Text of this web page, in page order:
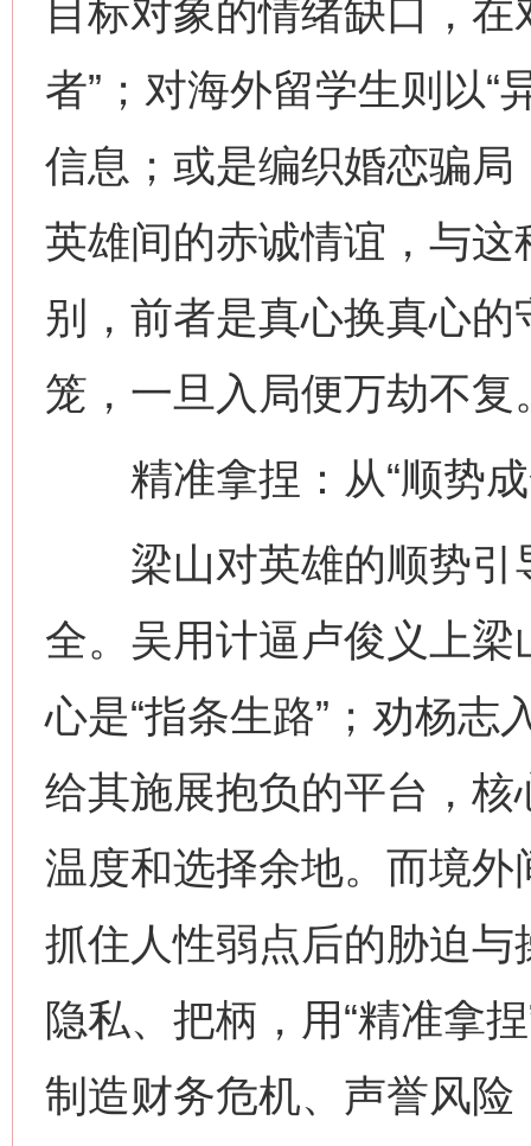
目标对象的情绪缺口，
者”；对海外留学生则以“
信息；或是编织婚恋骗
英雄间的赤诚情谊，与这
别，前者是真心换真心
笼，一旦入局便万劫不复
精准拿捏：从“顺势成
梁山对英雄的顺势引
全。吴用计逼卢俊义上
心是“指条生路”；劝杨志
给其施展抱负的平台，核
温度和选择余地。而境
抓住人性弱点后的胁迫
隐私、把柄，用“精准拿
制造财务危机、声誉风险
网上购药对药下症？